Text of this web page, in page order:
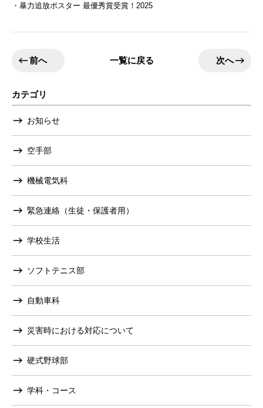
・暴力追放ポスター 最優秀賞受賞！2025
前へ 一覧に戻る 次へ
カテゴリ
お知らせ
空手部
機械電気科
緊急連絡（生徒・保護者用）
学校生活
ソフトテニス部
自動車科
災害時における対応について
硬式野球部
学科・コース